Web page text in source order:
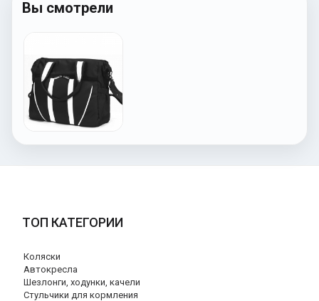
Вы смотрели
ТОП КАТЕГОРИИ
Коляски
Автокресла
Шезлонги, ходунки, качели
Стульчики для кормления